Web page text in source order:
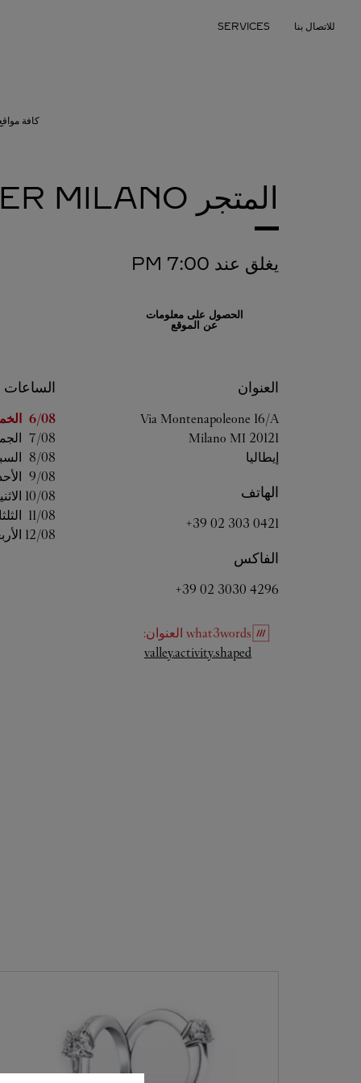
للاتصال بنا SERVICES
كافة
المتجر CARTIER MILANO
يغلق عند 7:00 PM
الحصول على معلومات
عن الموقع
العنوان
Via Montenapoleone 16/A
20121
Milano MI
إيطاليا
الهاتف
+39 02 303 0421
الفاكس
+39 02 3030 4296
الساعات
اليوم من
6/08
7/08
8/08
9/08
10/08
11/08
12/08
what3words العنوان:
valley.activity.shaped
Link Opens in New Tab